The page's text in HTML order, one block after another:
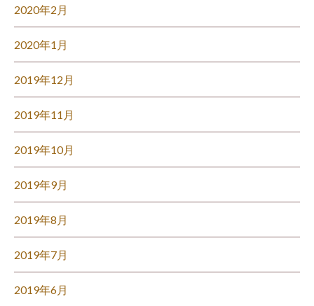
2020年2月
2020年1月
2019年12月
2019年11月
2019年10月
2019年9月
2019年8月
2019年7月
2019年6月